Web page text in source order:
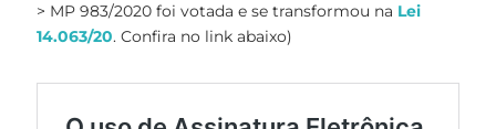
> MP 983/2020 foi votada e se transformou na Lei
14.063/20. Confira no link abaixo)